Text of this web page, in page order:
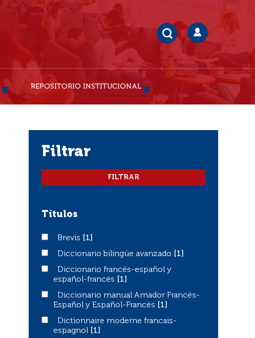
REPOSITORIO INSTITUCIONAL
filtrar
Títulos
BrevisBrevis
[1]
Diccionario bilingüe avanzado
Diccionario bilingüe avanzado
[1]
Diccionario francés-español y español-francés
Diccionario francés-español y
español-francés
[1]
Diccionario manual Amador Francés-Español y
Diccionario manual Amador Francés-
Español y Español-Francés
[1]
Dictionnaire moderne francais-espagnol
Dictionnaire moderne francais-
espagnol
[1]